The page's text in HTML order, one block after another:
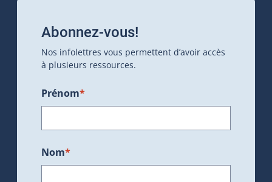
Abonnez-vous!
Nos infolettres vous permettent d’avoir accès
à plusieurs ressources.
Prénom*
Nom*